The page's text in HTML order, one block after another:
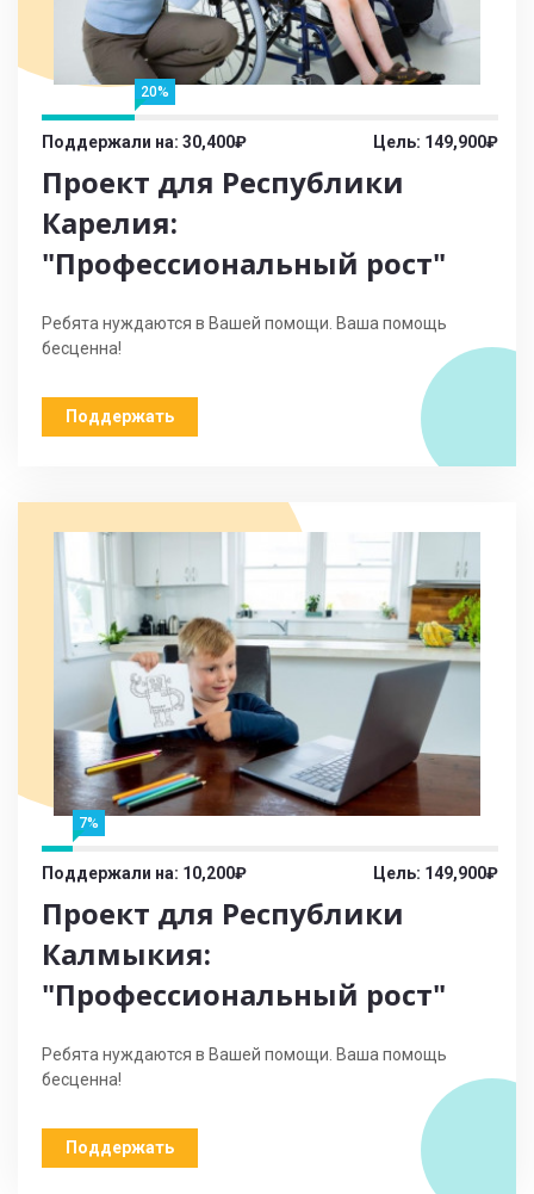
20%
Поддержали на: 30,400₽ Цель: 149,900₽
Проект для Республики
Карелия:
"Профессиональный рост"
Ребята нуждаются в Вашей помощи. Ваша помощь
бесценна!
Поддержать
7%
Поддержали на: 10,200₽ Цель: 149,900₽
Проект для Республики
Калмыкия:
"Профессиональный рост"
Ребята нуждаются в Вашей помощи. Ваша помощь
бесценна!
Поддержать